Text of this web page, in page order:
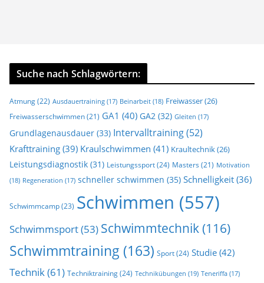
Suche nach Schlagwörtern:
Atmung(22) Ausdauertraining (17) Beinarbeit (18) Freiwasser(26)
Freiwasserschwimmen (21) GA1 (40) GA2 (32) Gleiten (17)
Grundlagenausdauer (33) Intervalltraining(52)
Krafttraining (39) Kraulschwimmen (41) Kraultechnik(26)
Leistungsdiagnostik (31) Leistungssport(24) Masters (21) Motivation
(18) Regeneration (17) schneller schwimmen (35) Schnelligkeit (36)
Schwimmcamp(23) Schwimmen (557)
Schwimmsport(53) Schwimmtechnik(116)
Schwimmtraining (163) Sport(24) Studie (42)
Technik(61) Techniktraining(24) Technikübungen (19) Teneriffa (17)